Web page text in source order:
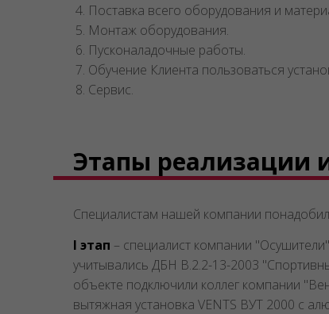
Поставка всего оборудования и
Монтаж оборудования.
Пусконаладочные работы.
Обучение Клиента пользоваться
Сервис.
Этапы реализации
Специалистам нашей компании
I этап – специалист компании
учитывались ДБН В.2.2-13-2003
объекте подключили коллег компании
вытяжная установка VENTS ВУТ 2000 с